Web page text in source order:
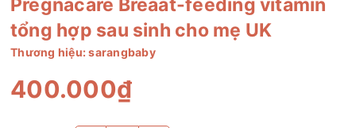
Pregnacare Breaat-feeding vitamin
tổng hợp sau sinh cho mẹ UK
Thương hiệu:sarangbaby
400.000₫